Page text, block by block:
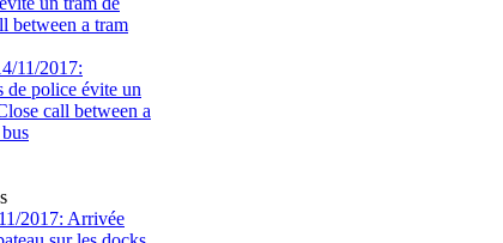
between a tram
2017: Arrivée